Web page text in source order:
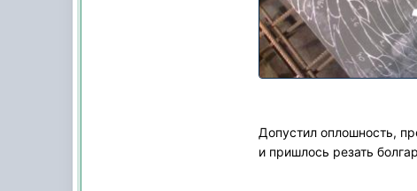
Допустил оплошность,
и пришлось резать